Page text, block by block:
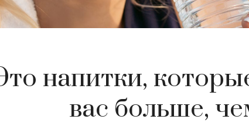
напитки,
вас больше,